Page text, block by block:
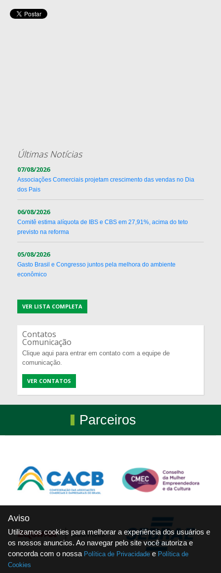
Últimas Notícias
07/08/2026
Associações Comerciais projetam crescimento das vendas no Dia
dos Pais
06/08/2026
Comitê estima alíquota de IBS e CBS em 27,91%, acima do teto
previsto na reforma
05/08/2026
Gasto Brasil e Congresso juntos pela melhora do ambiente
econômico
VER LISTA COMPLETA
Contatos
Comunicação
Clique aqui para entrar em contato com a equipe de
comunicação.
VER CONTATOS
Parceiros
Aviso
Utilizamos cookies para melhorar a experiência dos usuários e
os nossos anuncios. Ao navegar pelo site você autoriza e
concorda com o nossa Política de Privacidade e Política de
Cookies